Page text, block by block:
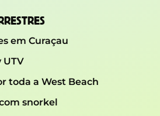
em Curaçau
UTV
toda a West Beach
snorkel